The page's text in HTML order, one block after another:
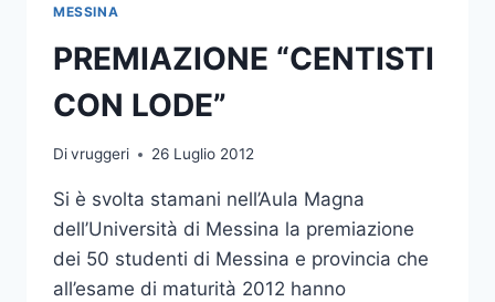
ASSEGNISTI,
DOTTORANDI
E
SPECIALIZZANDI
SENO
AI
DEI
DIPARTIMENTI
UNIVERSITARI
MESSINA
PREMIAZIONE “CENTISTI
CON LODE”
Divruggeri 26 Luglio 2012
Si è svolta stamani nell’Aula Magna
dell’Università di Messina la premiazione
dei 50 studenti di Messina e provincia che
all’esame di maturità 2012 hanno